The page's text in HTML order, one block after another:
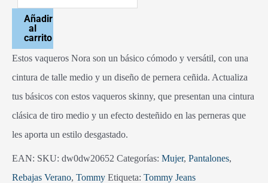
Añadir
al
carrito
Estos vaqueros Nora son un básico cómodo y versátil, con una
cintura de talle medio y un diseño de pernera ceñida. Actualiza
tus básicos con estos vaqueros skinny, que presentan una cintura
clásica de tiro medio y un efecto desteñido en las perneras que
les aporta un estilo desgastado.
EAN: SKU: dw0dw20652 Categorías: Mujer, Pantalones,
Rebajas Verano, Tommy Etiqueta: Tommy Jeans